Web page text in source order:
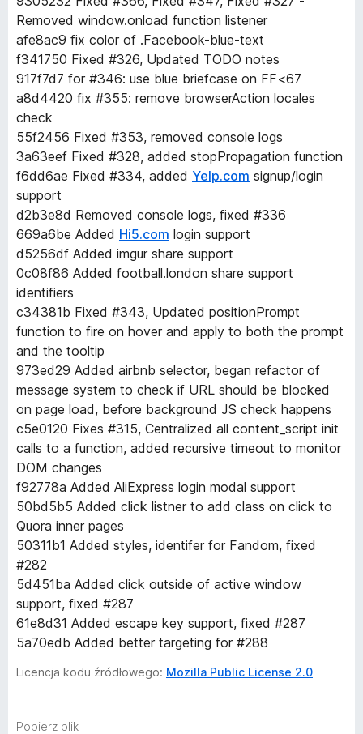
Removed window.onload function listener
afe8ac9 fix color of .Facebook-blue-text
f341750 Fixed #326, Updated TODO notes
917f7d7 for #346: use blue briefcase on FF<67
a8d4420 fix #355: remove browserAction locales
check
55f2456 Fixed #353, removed console logs
3a63eef Fixed #328, added stopPropagation function
f6dd6ae Fixed #334, added Yelp.com signup/login
support
d2b3e8d Removed console logs, fixed #336
669a6be Added Hi5.com login support
d5256df Added imgur share support
0c08f86 Added football.london share support
identifiers
c34381b Fixed #343, Updated positionPrompt
function to fire on hover and apply to both the prompt
and the tooltip
973ed29 Added airbnb selector, began refactor of
message system to check if URL should be blocked
on page load, before background JS check happens
c5e0120 Fixes #315, Centralized all content_script init
calls to a function, added recursive timeout to monitor
DOM changes
f92778a Added AliExpress login modal support
50bd5b5 Added click listner to add class on click to
Quora inner pages
50311b1 Added styles, identifer for Fandom, fixed
#282
5d451ba Added click outside of active window
support, fixed #287
61e8d31 Added escape key support, fixed #287
5a70edb Added better targeting for #288
Licencja kodu źródłowego: Mozilla Public License 2.0
Pobierz plik